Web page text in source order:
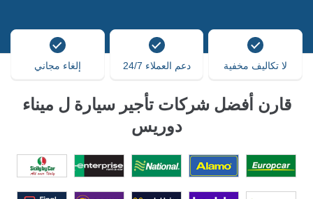
لا تكاليف مخفية دعم العملاء 24/7 إلغاء مجاني
قارن أفضل شركات تأجير سيارة ل ميناء
دوريس